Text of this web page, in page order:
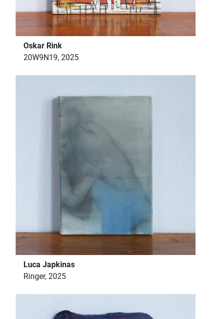
Oskar Rink
20W9N19, 2025
Luca Japkinas
Ringer, 2025